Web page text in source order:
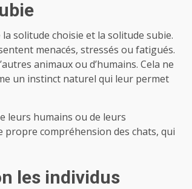
solitude choisie et la solitude subie.
menacés, stressés ou fatigués.
animaux ou d’humains. Cela ne
un instinct naturel qui leur permet
leurs humains ou de leurs
compréhension des chats, qui
les individus